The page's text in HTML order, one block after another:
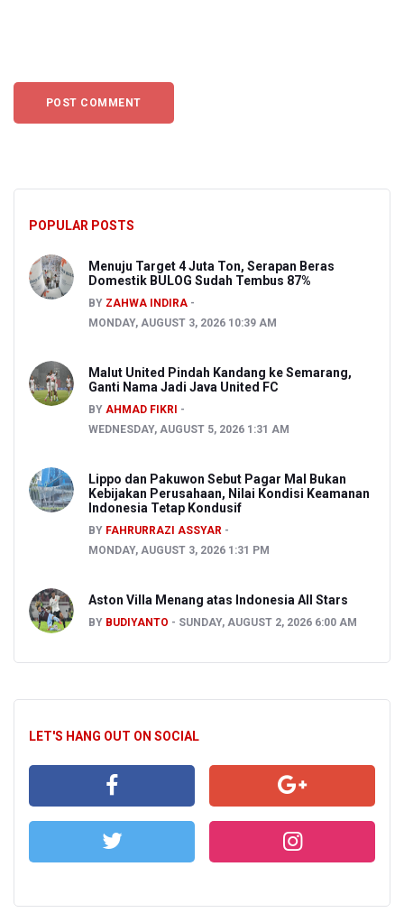
POPULAR POSTS
Menuju Target 4 Juta Ton, Serapan Beras
Domestik BULOG Sudah Tembus 87%
BY ZAHWA INDIRA
MONDAY, AUGUST 3, 2026 10:39 AM
Malut United Pindah Kandang ke Semarang,
Ganti Nama Jadi Java United FC
BY AHMAD FIKRI
WEDNESDAY, AUGUST 5, 2026 1:31 AM
Lippo dan Pakuwon Sebut Pagar Mal Bukan
Kebijakan Perusahaan, Nilai Kondisi Keamanan
Indonesia Tetap Kondusif
BY FAHRURRAZI ASSYAR
MONDAY, AUGUST 3, 2026 1:31 PM
Aston Villa Menang atas Indonesia All Stars
BY BUDIYANTO SUNDAY, AUGUST 2, 2026 6:00 AM
LET'S HANG OUT ON SOCIAL